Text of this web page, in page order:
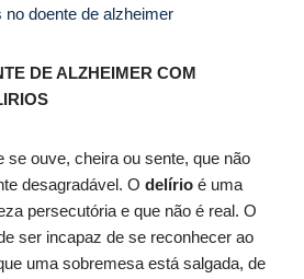
DE ALZHEIMER COM
se ouve, cheira ou sente, que não
desagradável. O delírio é uma
persecutória e que não é real. O
ser incapaz de se reconhecer ao
uma sobremesa está salgada, de